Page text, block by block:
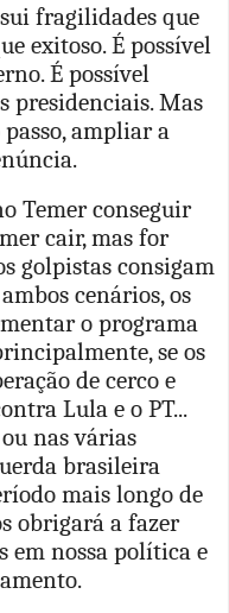
fragilidades que
exitoso. É possível
É possível
presidenciais. Mas
ampliar a
Temer conseguir
cair, mas for
golpistas consigam
cenários, os
o programa
se os
de cerco e
Lula e o PT...
nas várias
brasileira
mais longo de
obrigará a fazer
em nossa política e